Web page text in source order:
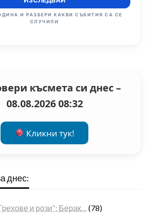
И РАЗБЕРИ КАКВИ СЪБИТИЯ СА СЕ
СЛУЧИЛИ
късмета си днес –
08.08.2026 08:32
Кликни тук!
днес:
и рози“: Берак…
(78)